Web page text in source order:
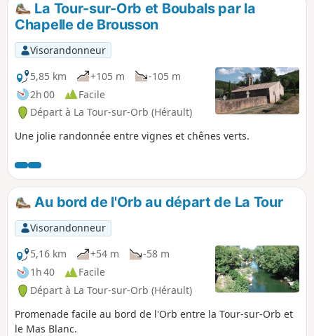
p
La Tour-sur-Orb et Boubals par la
Chapelle de Brousson
Visorandonneur
5,85 km
+105 m
-105 m
2h 00
Facile
Départ à La Tour-sur-Orb (Hérault)
Une jolie randonnée entre vignes et chênes verts.
Au bord de l'Orb au départ de La Tour
Visorandonneur
5,16 km
+54 m
-58 m
1h 40
Facile
Départ à La Tour-sur-Orb (Hérault)
Promenade facile au bord de l'Orb entre la Tour-sur-Orb et
le Mas Blanc.